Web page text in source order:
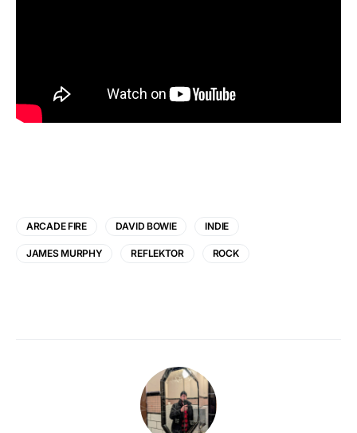
ARCADE FIRE DAVID BOWIE INDIE
JAMES MURPHY REFLEKTOR ROCK